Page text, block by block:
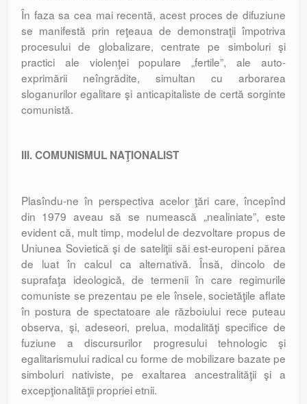
În faza sa cea mai recentă, acest proces de difuziune
se manifestă prin reţeaua de demonstraţii împotriva
procesului de globalizare, centrate pe simboluri şi
practici ale violenţei populare „fertile”, ale auto-
exprimării neîngrădite, simultan cu arborarea
sloganurilor egalitare şi anticapitaliste de certă sorginte
comunistă.
III. COMUNISMUL NAŢIONALIST
Plasîndu-ne în perspectiva acelor ţări care, începînd
din 1979 aveau să se numească „nealiniate”, este
evident că, mult timp, modelul de dezvoltare propus de
Uniunea Sovietică şi de sateliţii săi est-europeni părea
de luat în calcul ca alternativă. Însă, dincolo de
suprafaţa ideologică, de termenii în care regimurile
comuniste se prezentau pe ele însele, societăţile aflate
în postura de spectatoare ale războiului rece puteau
observa, şi, adeseori, prelua, modalităţi specifice de
fuziune a discursurilor progresului tehnologic şi
egalitarismului radical cu forme de mobilizare bazate pe
simboluri nativiste, pe exaltarea ancestralităţii şi a
excepţionalităţii propriei etnii.